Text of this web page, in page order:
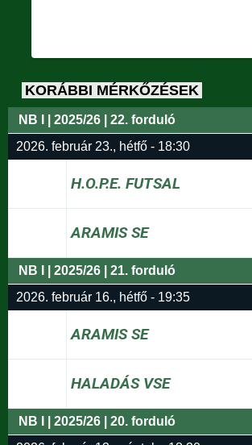
KORÁBBI MÉRKŐZÉSEK
NB I | 2025/26 | 22. forduló
2026. február 23., hétfő - 18:30
H.O.P.E. FUTSAL
ARAMIS SE
NB I | 2025/26 | 21. forduló
2026. február 16., hétfő - 19:35
ARAMIS SE
HALADÁS VSE
NB I | 2025/26 | 20. forduló